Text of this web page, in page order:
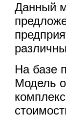
Данный
На базе
Модель